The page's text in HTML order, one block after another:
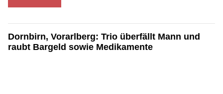
Dornbirn, Vorarlberg: Trio überfällt Mann und
raubt Bargeld sowie Medikamente